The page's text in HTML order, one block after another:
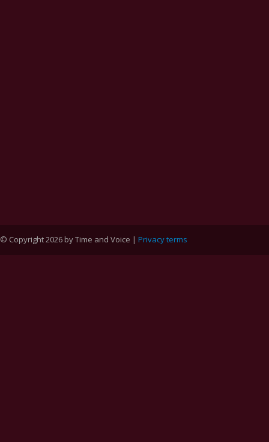
© Copyright 2026 by Time and Voice | Privacy terms